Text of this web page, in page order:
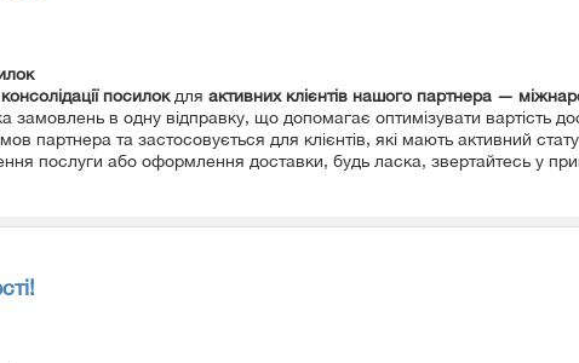
консолідації посилокдля активних клієнтів нашого партнера —
замовлень в одну відправку, що допомагає оптимізувати вартість
партнера та застосовується для клієнтів, які мають активний
послуги або оформлення доставки, будь ласка, звертайтесь у